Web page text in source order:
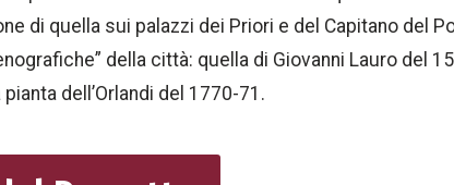
di quella sui palazzi dei Priori e del Capitano del
della città: quella di Giovanni Lauro del
dell’Orlandi del 1770-71.